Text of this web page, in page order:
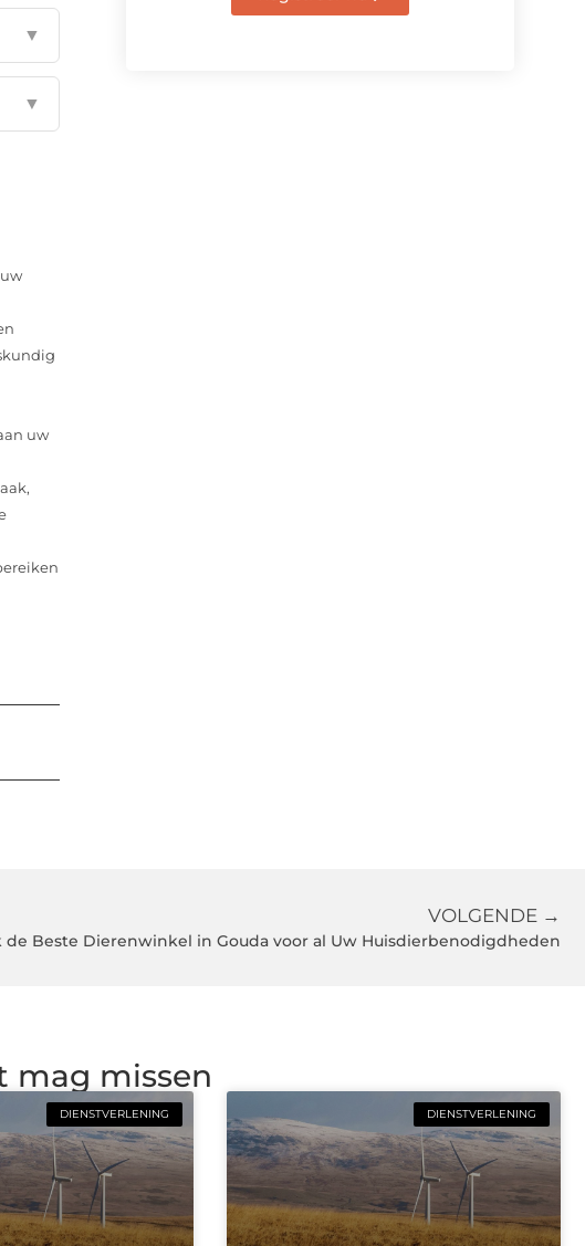
▼
▼
uw
VOLGENDE →
de Beste Dierenwinkel in Gouda voor al Uw Huisdierbenodigdheden
mag missen
DIENSTVERLENING DIENSTVERLENING